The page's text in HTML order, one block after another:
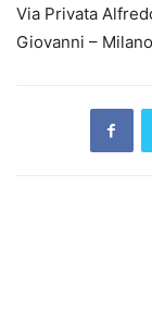
Via Privata
Giovanni – Milano